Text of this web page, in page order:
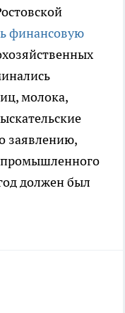
финансовую
молока,
заявлению,
должен был